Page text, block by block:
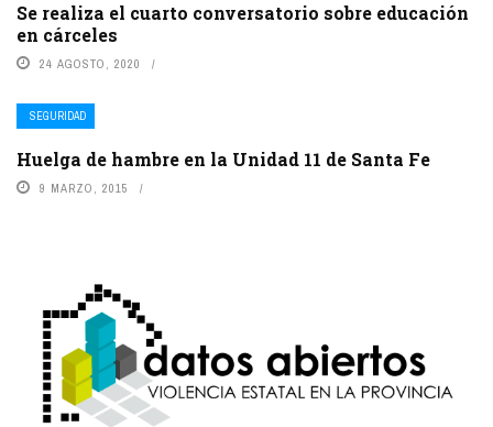
Se realiza el cuarto conversatorio sobre educación
en cárceles
24 AGOSTO, 2020
SEGURIDAD
Huelga de hambre en la Unidad 11 de Santa Fe
9 MARZO, 2015